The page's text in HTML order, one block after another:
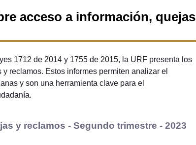
acceso a información, quejas
1712 de 2014 y 1755 de 2015, la URF presenta los
reclamos. Estos informes permiten analizar el
y son una herramienta clave para el
y reclamos - Segundo trimestre - 2023